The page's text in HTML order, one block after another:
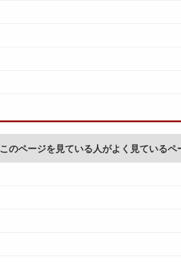
このページを見ている人がよく見ているペ